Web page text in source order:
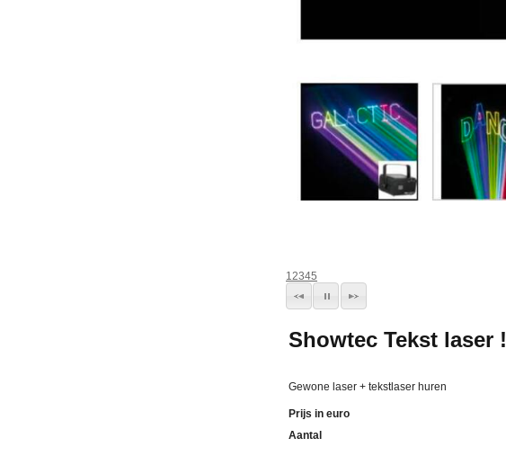
12345
Showtec Tekst laser !
Gewone laser + tekstlaser huren
Prijs in euro
Aantal